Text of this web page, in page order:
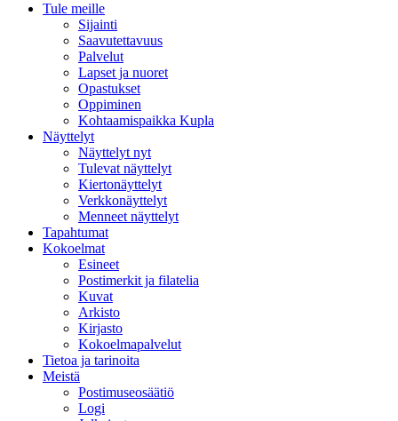
Tule meille
Sijainti
Saavutettavuus
Palvelut
Lapset ja nuoret
Opastukset
Oppiminen
Kohtaamispaikka Kupla
Näyttelyt
Näyttelyt nyt
Tulevat näyttelyt
Kiertonäyttelyt
Verkkonäyttelyt
Menneet näyttelyt
Tapahtumat
Kokoelmat
Esineet
Postimerkit ja filatelia
Kuvat
Arkisto
Kirjasto
Kokoelmapalvelut
Tietoa ja tarinoita
Meistä
Postimuseosäätiö
Logi